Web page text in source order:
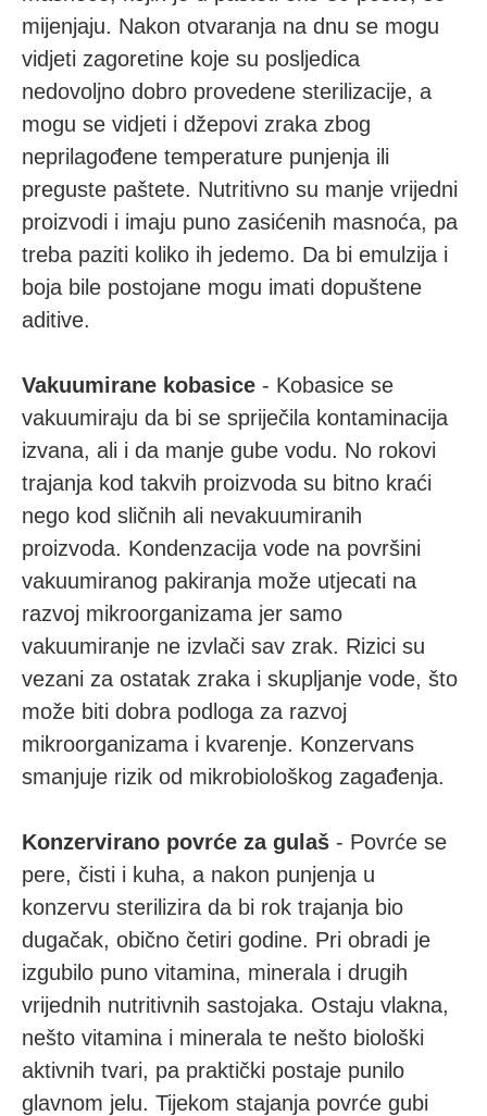
mijenjaju. Nakon otvaranja na dnu se mogu
vidjeti zagoretine koje su posljedica
nedovoljno dobro provedene sterilizacije, a
mogu se vidjeti i džepovi zraka zbog
neprilagođene temperature punjenja ili
preguste paštete. Nutritivno su manje vrijedni
proizvodi i imaju puno zasićenih masnoća, pa
treba paziti koliko ih jedemo. Da bi emulzija i
boja bile postojane mogu imati dopuštene
aditive.
Vakuumirane kobasice - Kobasice se
vakuumiraju da bi se spriječila kontaminacija
izvana, ali i da manje gube vodu. No rokovi
trajanja kod takvih proizvoda su bitno kraći
nego kod sličnih ali nevakuumiranih
proizvoda. Kondenzacija vode na površini
vakuumiranog pakiranja može utjecati na
razvoj mikroorganizama jer samo
vakuumiranje ne izvlači sav zrak. Rizici su
vezani za ostatak zraka i skupljanje vode, što
može biti dobra podloga za razvoj
mikroorganizama i kvarenje. Konzervans
smanjuje rizik od mikrobiološkog zagađenja.
Konzervirano povrće za gulaš - Povrće se
pere, čisti i kuha, a nakon punjenja u
konzervu sterilizira da bi rok trajanja bio
dugačak, obično četiri godine. Pri obradi je
izgubilo puno vitamina, minerala i drugih
vrijednih nutritivnih sastojaka. Ostaju vlakna,
nešto vitamina i minerala te nešto biološki
aktivnih tvari, pa praktički postaje punilo
glavnom jelu. Tijekom stajanja povrće gubi